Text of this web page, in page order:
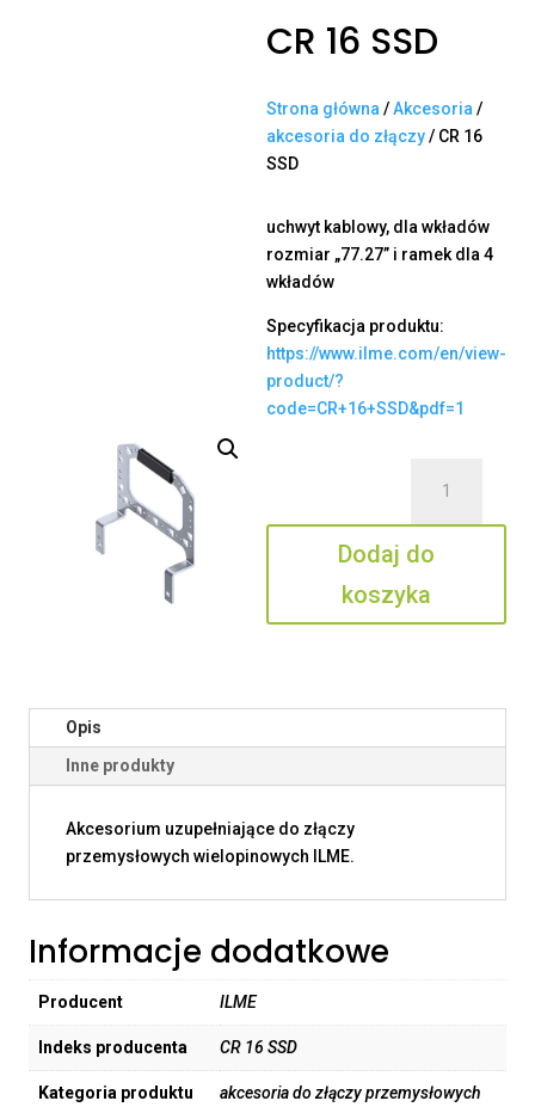
CR 16 SSD
Strona główna /Akcesoria /
akcesoria do złączy/ CR 16
SSD
uchwyt kablowy, dla wkładów
rozmiar „77.27” i ramek dla 4
wkładów
Specyfikacja produktu:
https://www.ilme.com/en/view-
product/?
code=CR+16+SSD&pdf=1
16
SSD
Dodaj do
koszyka
Opis
Inne produkty
Akcesorium uzupełniające do złączy
przemysłowych wielopinowych ILME.
Informacje dodatkowe
Producent ILME
Indeks producenta CR 16 SSD
Kategoria produktu akcesoria do złączy przemysłowych